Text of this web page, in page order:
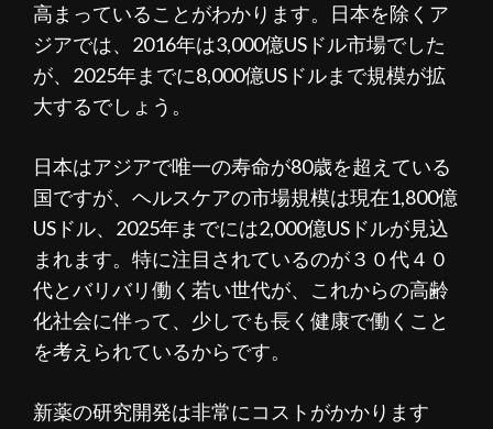
高まっていることがわかります。日本を除くア
ジアでは、2016年は3,000億USドル市場でした
が、2025年までに8,000億USドルまで規模が拡
大するでしょう。
日本はアジアで唯一の寿命が80歳を超えている
国ですが、ヘルスケアの市場規模は現在1,800億
USドル、2025年までには2,000億USドルが見込
まれます。特に注目されているのが３０代４０
代とバリバリ働く若い世代が、これからの高齢
化社会に伴って、少しでも長く健康で働くこと
を考えられているからです。
新薬の研究開発は非常にコストがかかります